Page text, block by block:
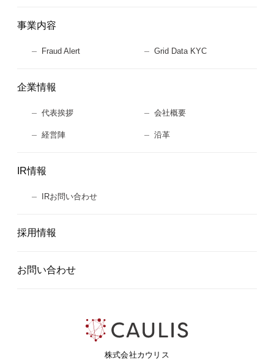
株式会社カウリス
事業内容
Fraud Alert Grid Data KYC
企業情報
代表挨拶 会社概要
経営陣 沿革
IR情報
IRお問い合わせ
採用情報
お問い合わせ